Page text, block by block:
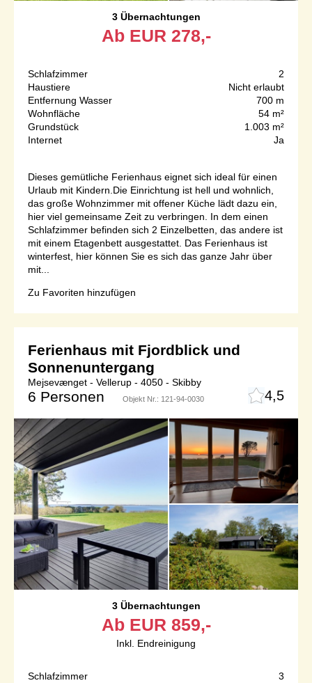
3 Übernachtungen
Ab EUR 278,-
Schlafzimmer
2
Haustiere
Nicht erlaubt
Entfernung Wasser
700 m
Wohnfläche
54 m²
Grundstück
1.003 m²
Internet
Ja
Dieses gemütliche Ferienhaus eignet sich ideal für einen
Urlaub mit Kindern.Die Einrichtung ist hell und wohnlich,
das große Wohnzimmer mit offener Küche lädt dazu ein,
hier viel gemeinsame Zeit zu verbringen. In dem einen
Schlafzimmer befinden sich 2 Einzelbetten, das andere ist
mit einem Etagenbett ausgestattet. Das Ferienhaus ist
winterfest, hier können Sie es sich das ganze Jahr über
mit...
Zu Favoriten hinzufügen
Ferienhaus mit Fjordblick und
Sonnenuntergang
Mejsevænget - Vellerup - 4050 - Skibby
6 Personen Objekt Nr.: 121-94-0030 4,5
3 Übernachtungen
Ab EUR 859,-
Inkl. Endreinigung
Schlafzimmer
3